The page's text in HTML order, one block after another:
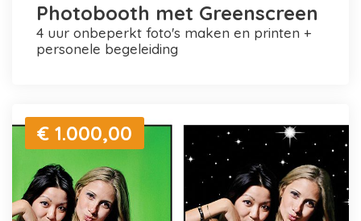
Photobooth met Greenscreen
4 uur onbeperkt foto's maken en printen +
personele begeleiding
€ 1.000,00